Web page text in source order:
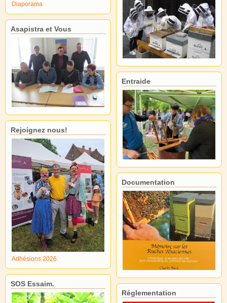
Diaporama
Asapistra et Vous
Rejoignez nous!
Adhésions 2026.
SOS Essaim.
Entraide
Documentation
Réglementation